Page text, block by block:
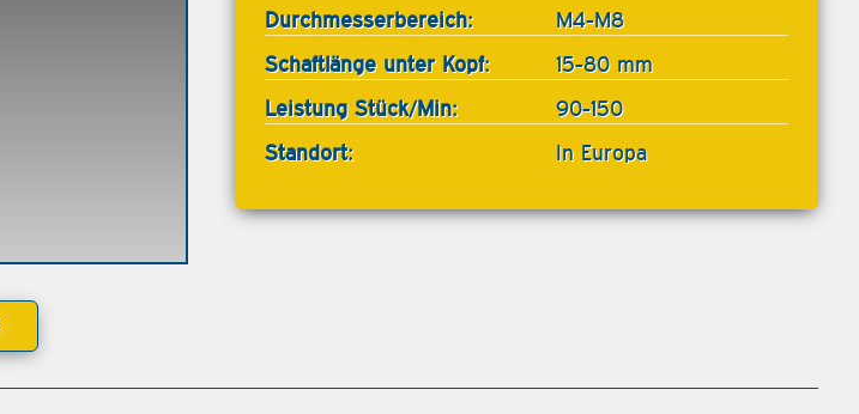
Durchmesserbereich:
M4-M8
Schaftlänge unter Kopf:
15-80 mm
Leistung Stück/Min:
90-150
Standort:
In Europa